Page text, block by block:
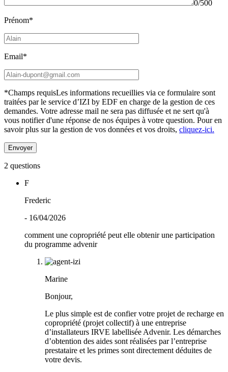
0/500
Prénom*
Email*
*Champs requisLes informations recueillies via ce formulaire sont
traitées par le service d’IZI by EDF en charge de la gestion de ces
demandes. Votre adresse mail ne sera pas diffusée et ne sert qu'à
vous notifier d'une réponse de nos équipes à votre question. Pour en
savoir plus sur la gestion de vos données et vos droits, cliquez-ici.
2 questions
F
Frederic
- 16/04/2026
comment une copropriété peut elle obtenir une participation
du programme advenir
Marine
Bonjour,
Le plus simple est de confier votre projet de recharge en
copropriété (projet collectif) à une entreprise
d’installateurs IRVE labellisée Advenir. Les démarches
d’obtention des aides sont réalisées par l’entreprise
prestataire et les primes sont directement déduites de
votre devis.